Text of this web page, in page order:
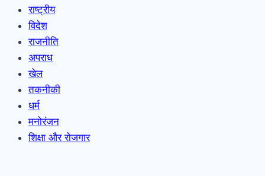
राष्ट्रीय
विदेश
राजनीति
अपराध
खेल
तकनीकी
धर्म
मनोरंजन
शिक्षा और रोजगार